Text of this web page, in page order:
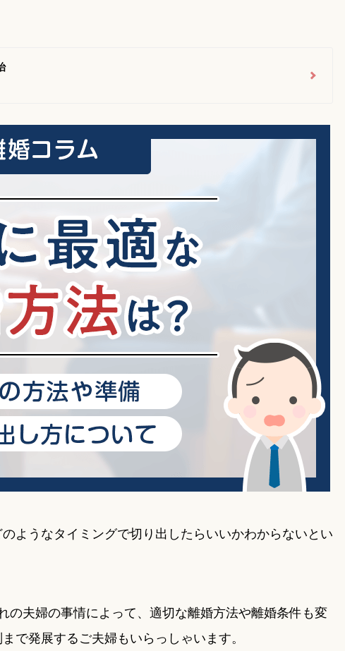
ようなタイミングで切り出したらいいかわからないとい
の夫婦の事情によって、適切な離婚方法や離婚条件も変
で発展するご夫婦もいらっしゃいます。